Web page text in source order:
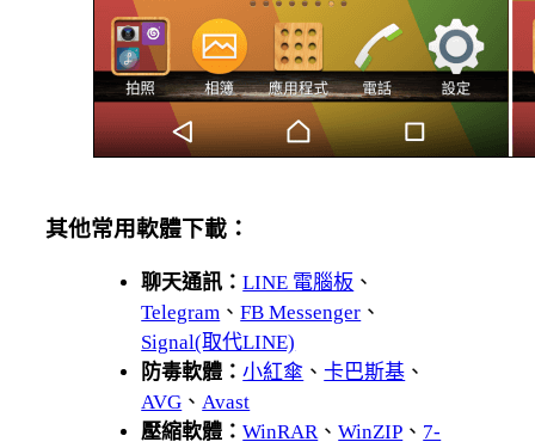
其他常用軟體下載：
聊天通訊：LINE 電腦板 、
Telegram 、FB Messenger 、
Signal(取代LINE)
防毒軟體：小紅傘 、卡巴斯基 、
AVG 、 Avast
壓縮軟體：WinRAR 、WinZIP 、 7-